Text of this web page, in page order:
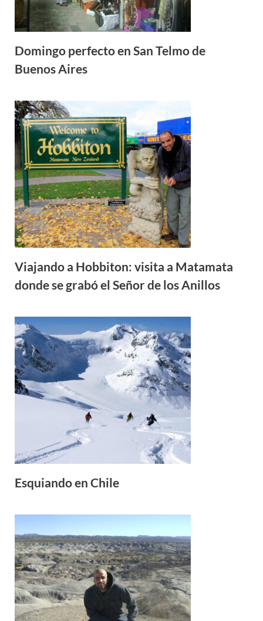
Domingo perfecto en San Telmo de
Buenos Aires
Viajando a Hobbiton: visita a Matamata
donde se grabó el Señor de los Anillos
Esquiando en Chile